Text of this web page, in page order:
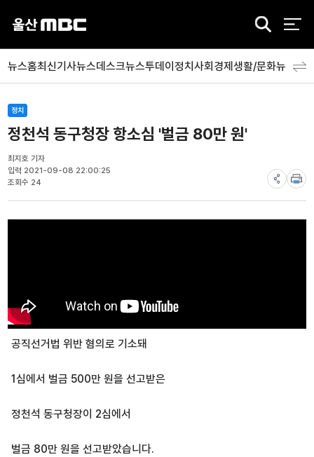
검
뉴스홈최신기사뉴스데스크뉴스투데이정치사회경제생활/문화뉴스특
정치
정천석 동구청장 항소심 '벌금 80만 원'
최지호 기자
입력 2021-09-08 22:00:25
조회수 24
공직선거법 위반 혐의로 기소돼
1심에서 벌금 500만 원을 선고받은
정천석 동구청장이 2심에서
벌금 80만 원을 선고받았습니다.